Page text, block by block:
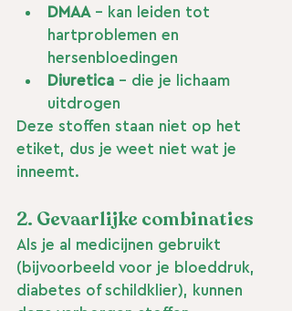
DMAA - kan leiden tot
hartproblemen en
hersenbloedingen
Diuretica - die je lichaam
uitdrogen
Deze stoffen staan niet op het
etiket, dus je weet niet wat je
inneemt.
2. Gevaarlijke combinaties
Als je al medicijnen gebruikt
(bijvoorbeeld voor je bloeddruk,
diabetes of schildklier), kunnen